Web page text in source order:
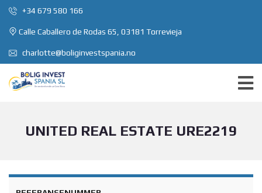
+34 679 580 166
Calle Caballero de Rodas 65, 03181 Torrevieja
charlotte@boliginvestspania.no
UNITED REAL ESTATE URE2219